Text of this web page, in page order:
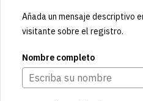
Añada un mensaje descriptivo
visitante sobre el registro.
Nombre completo